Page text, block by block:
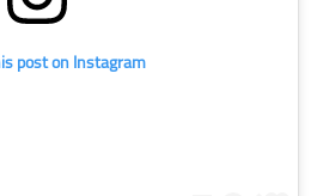
post on Instagram